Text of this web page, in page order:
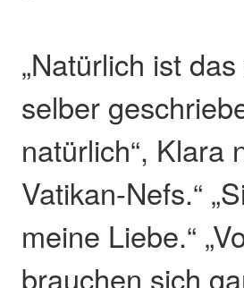
„Natürlich ist
selber
natürlich“, Klara
Vatikan-Nefs.“
meine Liebe.“
brauchen sich